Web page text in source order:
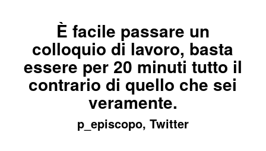
È facile passare un
colloquio di lavoro, basta
essere per 20 minuti tutto il
contrario di quello che sei
veramente.
p_episcopo, Twitter